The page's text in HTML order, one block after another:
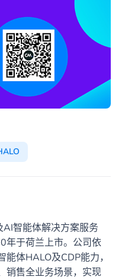
智能体解决方案服务
于荷兰上市。公司依
体HALO及CDP能力，
销售全业务场景，实现